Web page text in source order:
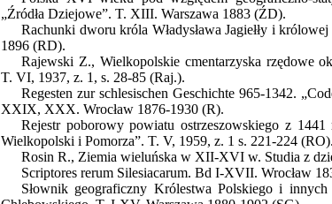
„Źródła Dziejowe”. T. XIII. Warszawa 1883 (ŹD).
Rachunki dworu króla Władysława Jagiełły i
1896 (RD).
Rajewski Z., Wielkopolskie cmentarzyska rzędowe
T. VI, 1937, z. 1, s. 28-85 (Raj.).
Regesten zur schlesischen Geschichte 965-1342.
XXIX, XXX. Wrocław 1876-1930 (R).
Rejestr poborowy powiatu ostrzeszowskiego z
Wielkopolski i Pomorza”. T. V, 1959, z. 1 s. 221-224 (RO).
Rosin R., Ziemia wieluńska w XII-XVI w. Studia z
Scriptores rerum Silesiacarum. Bd I-XVII. Wrocław
Słownik geograficzny Królestwa Polskiego i